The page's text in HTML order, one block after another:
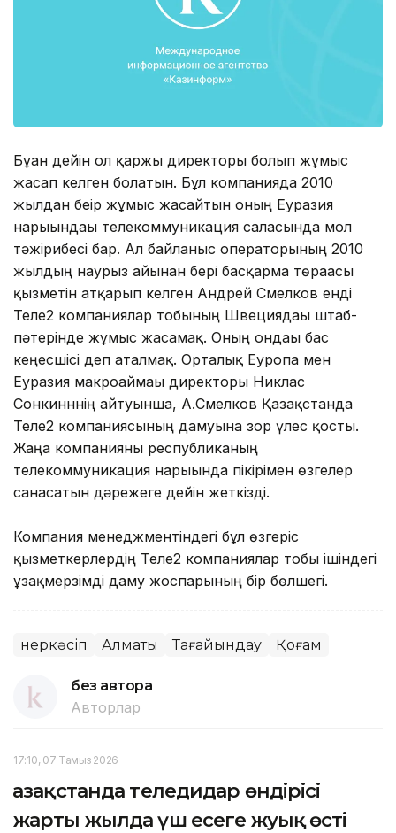
Бұған дейін ол қаржы директоры болып жұмыс
жасап келген болатын. Бұл компанияда 2010
жылдан беір жұмыс жасайтын оның Еуразия
нарығындағы телекоммуникация саласында мол
тәжірибесі бар. Ал байланыс операторының 2010
жылдың наурыз айынан бері басқарма төрағасы
қызметін атқарып келген Андрей Смелков енді
Теле2 компаниялар тобының Швециядағы штаб-
пәтерінде жұмыс жасамақ. Оның ондағы бас
кеңесшісі деп аталмақ. Орталық Еуропа мен
Еуразия макроаймағы директоры Никлас
Сонкинннің айтуынша, А.Смелков Қазақстанда
Теле2 компаниясының дамуына зор үлес қосты.
Жаңа компанияны республиканың
телекоммуникация нарығында пікірімен өзгелер
санасатын дәрежеге дейін жеткізді.
Компания менеджментіндегі бұл өзгеріс
қызметкерлердің Теле2 компаниялар тобы ішіндегі
ұзақмерзімді даму жоспарының бір бөлшегі.
Өнеркәсіп Алматы Тағайындау Қоғам
без автора
Авторлар
17:10, 07 Тамыз 2026
Қазақстанда теледидар өндірісі
жарты жылда үш есеге жуық өсті